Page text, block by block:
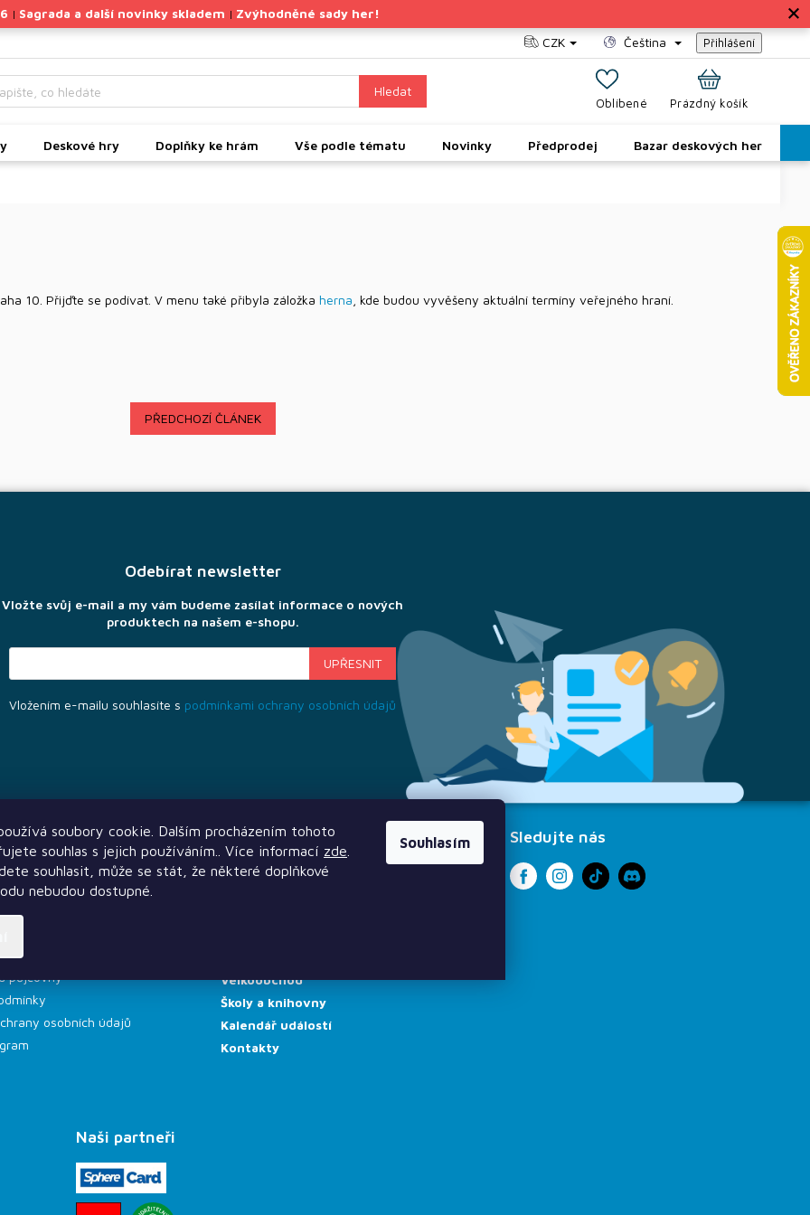
soubory cookie. Dalším procházením tohoto
souhlas s jejich používáním.. Více informací zde
souhlasit, může se stát, že některé doplňkové
nebudou dostupné.
Souhlasím
| Sagrada a další novinky skladem | Zvýhodněné sady her!
CZK Čeština Přihlášení
Hledat
NÁKUPNÍ
Prázdný košík
Deskové hry Doplňky ke hrám Vše podle tématu Novinky Předprodej Bazar deskových her
10. Přijďte se podívat. V menu také přibyla záložka herna , kde budou vyvěšeny aktuální termíny veřejného hraní.
PŘEDCHOZÍ ČLÁNEK
Odebírat newsletter
Vložte svůj e-mail a my vám budeme zasílat informace o nových
produktech na našem e-shopu.
Vložením e-mailu souhlasíte s podmínkami ochrany osobních údajů
pro Vás
půjčovny
osobních údajů
Kategorie
Půjčovna
Velkoobchod
Školy a knihovny
Kalendář událostí
Kontakty
Sledujte nás
Naši partneři